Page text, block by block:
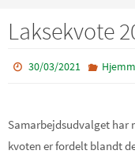
Laksekvote
30/03/2021
Samarbejdsudvalget har
kvoten er fordelt blandt